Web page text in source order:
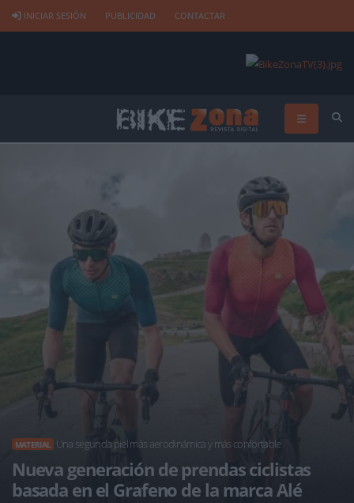
INICIAR SESIÓN PUBLICIDAD CONTACTAR
MATERIAL Una segunda piel más aerodinámica y más confortable
Nueva generación de prendas ciclistas
basada en el Grafeno de la marca Alé